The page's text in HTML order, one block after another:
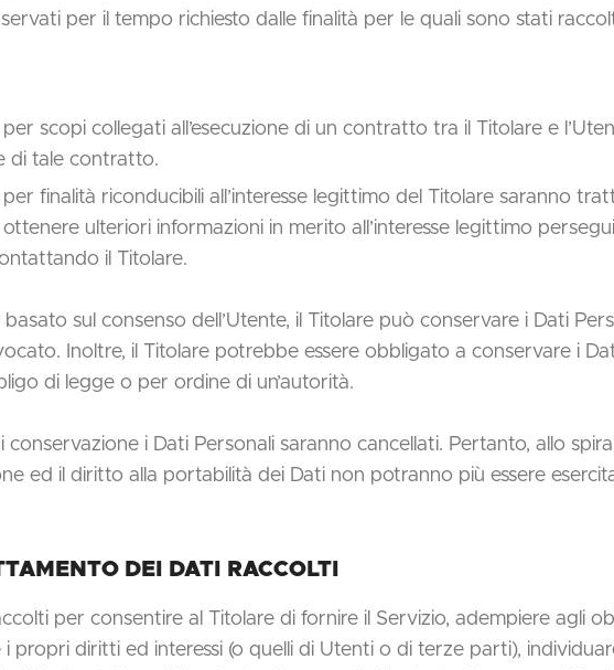
per il tempo richiesto dalle finalità per le quali sono stati
per scopi collegati all’esecuzione di un contratto tra il Titolare e
di tale contratto.
per finalità riconducibili all’interesse legittimo del Titolare saranno
ottenere ulteriori informazioni in merito all’interesse legittimo
il Titolare.
sul consenso dell’Utente, il Titolare può conservare i Dati
Inoltre, il Titolare potrebbe essere obbligato a conservare i
di legge o per ordine di un’autorità.
i Dati Personali saranno cancellati. Pertanto, allo
ed il diritto alla portabilità dei Dati non potranno più essere
DEI DATI RACCOLTI
per consentire al Titolare di fornire il Servizio, adempiere agli
i propri diritti ed interessi (o quelli di Utenti o di terze parti),